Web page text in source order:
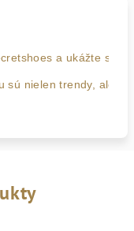
a ukážte
sú nielen trendy, ale